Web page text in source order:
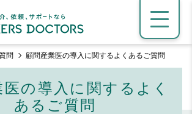
問 顧問産業医の導入に関するよくあるご質問
の導入に関するよく
あるご質問